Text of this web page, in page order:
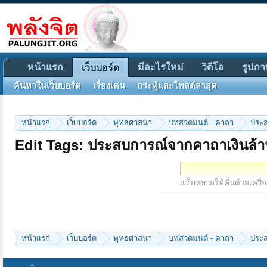
หน้าแรก เว็บบอร์ด พุทธศาสนา บทสวดมนต์ - คาถา ประ
Edit Tags: ประสบการณ์จากคาถาเงินล้
แท็กหลายให้คั่นด้วยเครื่
หน้าแรก เว็บบอร์ด พุทธศาสนา บทสวดมนต์ - คาถา ประ
หน้าแรก เว็บบอร์ด
ค้นหาในเว็บบอร์ด เรื่องเด่น กระทู้และโพสต์ล่าสุด
มีอะไรใหม่ วิดีโอ รูปภ